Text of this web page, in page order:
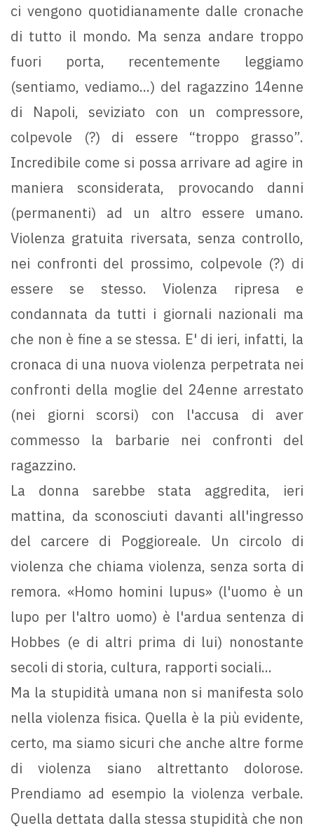
ci vengono quotidianamente dalle cronache
di tutto il mondo. Ma senza andare troppo
fuori porta, recentemente leggiamo
(sentiamo, vediamo...) del ragazzino 14enne
di Napoli, seviziato con un compressore,
colpevole (?) di essere “troppo grasso”.
Incredibile come si possa arrivare ad agire in
maniera sconsiderata, provocando danni
(permanenti) ad un altro essere umano.
Violenza gratuita riversata, senza controllo,
nei confronti del prossimo, colpevole (?) di
essere se stesso. Violenza ripresa e
condannata da tutti i giornali nazionali ma
che non è fine a se stessa. E' di ieri, infatti, la
cronaca di una nuova violenza perpetrata nei
confronti della moglie del 24enne arrestato
(nei giorni scorsi) con l'accusa di aver
commesso la barbarie nei confronti del
ragazzino.
La donna sarebbe stata aggredita, ieri
mattina, da sconosciuti davanti all'ingresso
del carcere di Poggioreale. Un circolo di
violenza che chiama violenza, senza sorta di
remora. «Homo homini lupus» (l'uomo è un
lupo per l'altro uomo) è l'ardua sentenza di
Hobbes (e di altri prima di lui) nonostante
secoli di storia, cultura, rapporti sociali...
Ma la stupidità umana non si manifesta solo
nella violenza fisica. Quella è la più evidente,
certo, ma siamo sicuri che anche altre forme
di violenza siano altrettanto dolorose.
Prendiamo ad esempio la violenza verbale.
Quella dettata dalla stessa stupidità che non